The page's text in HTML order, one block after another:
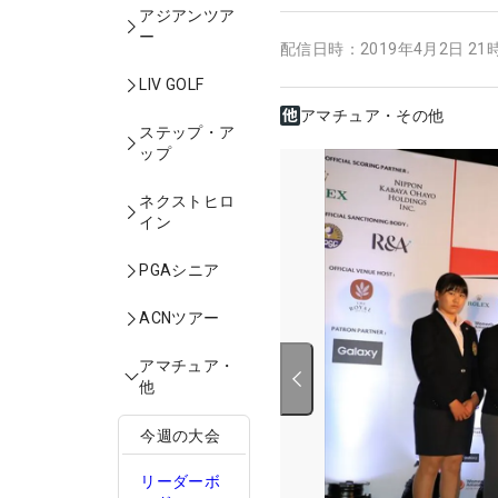
アジアンツア
ー
LIV GOLF
ステップ・ア
ップ
ネクストヒロ
イン
PGAシニア
ACNツアー
アマチュア・
他
今週の大会
リーダーボ
配信日時： 2019年4月2日 21
アマチュア・その他